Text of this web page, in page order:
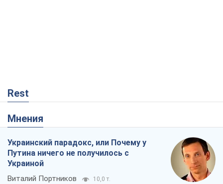
Rest
Мнения
Украинский парадокс, или Почему у
Путина ничего не получилось с
Украиной
Виталий Портников 10,0 т.